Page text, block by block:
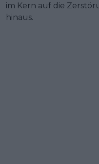
im Kern auf die
hinaus.